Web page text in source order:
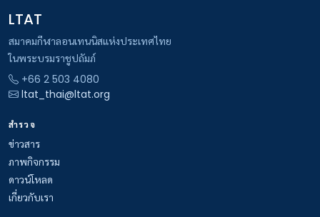
LTAT
สมาคมกีฬาลอนเทนนิสแห่งประเทศไทย
ในพระบรมราชูปถัมภ์
+66 2 503 4080
ltat_thai@ltat.org
สำรวจ
ข่าวสาร
ภาพกิจกรรม
ดาวน์โหลด
เกี่ยวกับเรา